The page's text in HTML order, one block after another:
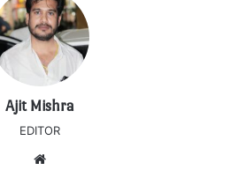
Ajit Mishra
EDITOR